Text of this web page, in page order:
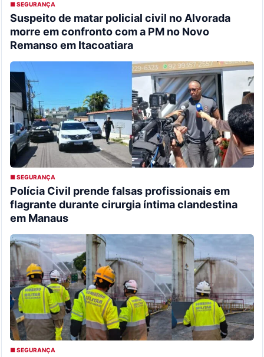
■ SEGURANÇA
Suspeito de matar policial civil no Alvorada
morre em confronto com a PM no Novo
Remanso em Itacoatiara
■ SEGURANÇA
Polícia Civil prende falsas profissionais em
flagrante durante cirurgia íntima clandestina
em Manaus
■ SEGURANÇA